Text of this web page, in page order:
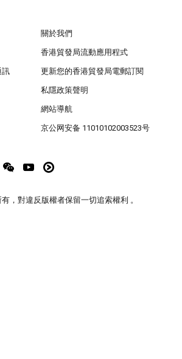
關於我們
香港貿發局流動應用程式
訊 更新您的香港貿發局電郵訂閱
私隱政策聲明
網站導航
京公网安备 11010102003523号
，對違反版權者保留一切追索權利 。